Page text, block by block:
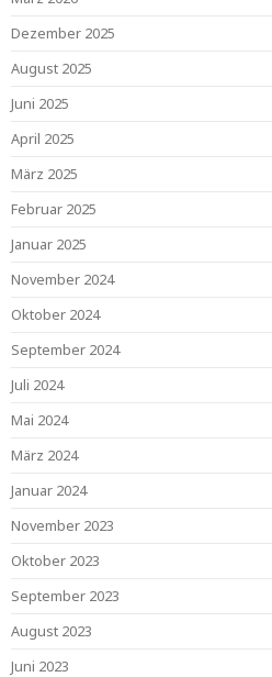
Dezember 2025
August 2025
Juni 2025
April 2025
März 2025
Februar 2025
Januar 2025
November 2024
Oktober 2024
September 2024
Juli 2024
Mai 2024
März 2024
Januar 2024
November 2023
Oktober 2023
September 2023
August 2023
Juni 2023